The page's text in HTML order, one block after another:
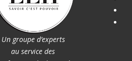
Un groupe d’experts
au service des